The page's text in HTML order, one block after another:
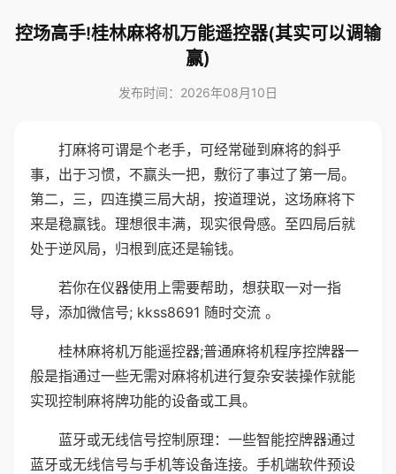
控场高手!桂林麻将机万能遥控器(其实可以调输
赢)
发布时间：2026年08月10日
打麻将可谓是个老手，可经常碰到麻将的斜乎
事，出于习惯，不赢头一把，敷衍了事过了第一局。
第二，三，四连摸三局大胡，按道理说，这场麻将下
来是稳赢钱。理想很丰满，现实很骨感。至四局后就
处于逆风局，归根到底还是输钱。
若你在仪器使用上需要帮助，想获取一对一指
导，添加微信号; kkss8691 随时交流 。
桂林麻将机万能遥控器;普通麻将机程序控牌器一
般是指通过一些无需对麻将机进行复杂安装操作就能
实现控制麻将牌功能的设备或工具。
蓝牙或无线信号控制原理：一些智能控牌器通过
蓝牙或无线信号与手机等设备连接。手机端软件预设